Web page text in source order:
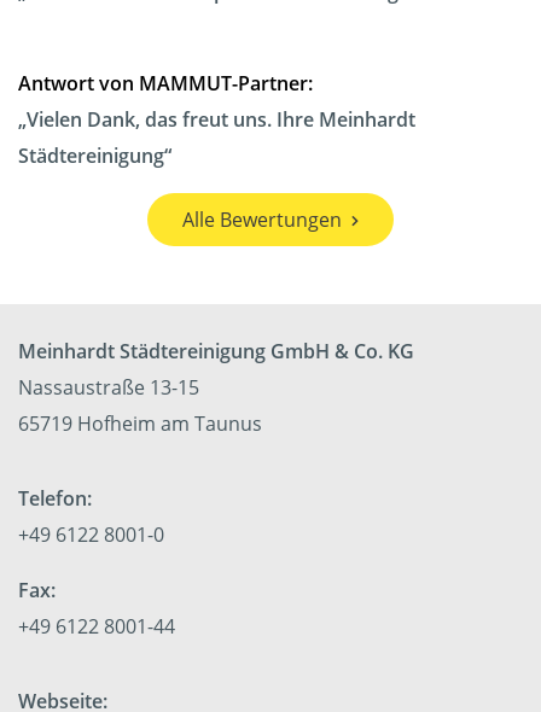
Antwort von MAMMUT-Partner:
Vielen Dank, das freut uns. Ihre Meinhardt
Städtereinigung
Alle Bewertungen
Meinhardt Städtereinigung GmbH & Co. KG
Nassaustraße 13-15
65719 Hofheim am Taunus
Telefon:
+49 6122 8001-0
Fax:
+49 6122 8001-44
Webseite: